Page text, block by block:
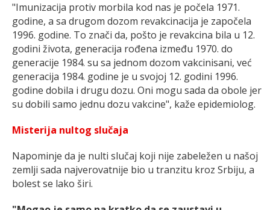
"Imunizacija protiv morbila kod nas je počela 1971.
godine, a sa drugom dozom revakcinacija je započela
1996. godine. To znači da, pošto je revakcina bila u 12.
godini života, generacija rođena između 1970. do
generacije 1984. su sa jednom dozom vakcinisani, već
generacija 1984. godine je u svojoj 12. godini 1996.
godine dobila i drugu dozu. Oni mogu sada da obole jer
su dobili samo jednu dozu vakcine", kaže epidemiolog.
Misterija nultog slučaja
Napominje da je nulti slučaj koji nije zabeležen u našoj
zemlji sada najverovatnije bio u tranzitu kroz Srbiju, a
bolest se lako širi.